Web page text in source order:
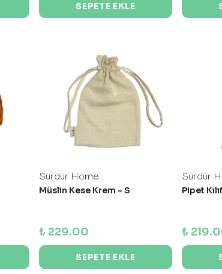
SEPETE EKLE
Sürdür Home
Müslin Kese Krem - S
₺ 229.00
SEPETE EKLE
Sürdür
Pipet
₺